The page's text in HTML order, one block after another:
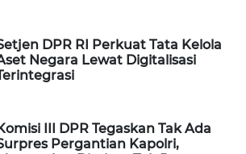
DPR RI Perkuat Tata Kelola
Negara Lewat Digitalisasi
Komisi III DPR Tegaskan Tak Ada
Pergantian Kapolri,